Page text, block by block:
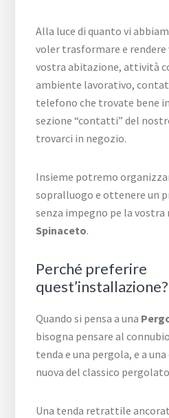
Alla luce di quanto vi
voler trasformare e rendere
vostra abitazione, attività
ambiente lavorativo,
telefono che trovate bene
sezione “contatti” del
trovarci in negozio.
Insieme potremo
sopralluogo e ottenere un
senza impegno pe la vostra
Spinaceto.
Perché preferire
quest’installazione?
Quando si pensa a una
bisogna pensare al
tenda e una pergola, e a
nuova del classico
Una tenda retrattile